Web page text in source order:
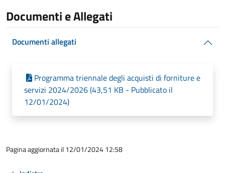
Documenti e Allegati
Documenti allegati
Programma triennale degli acquisti di forniture e
servizi 2024/2026 (43,51 KB - Pubblicato il
12/01/2024)
Pagina aggiornata il 12/01/2024 12:58